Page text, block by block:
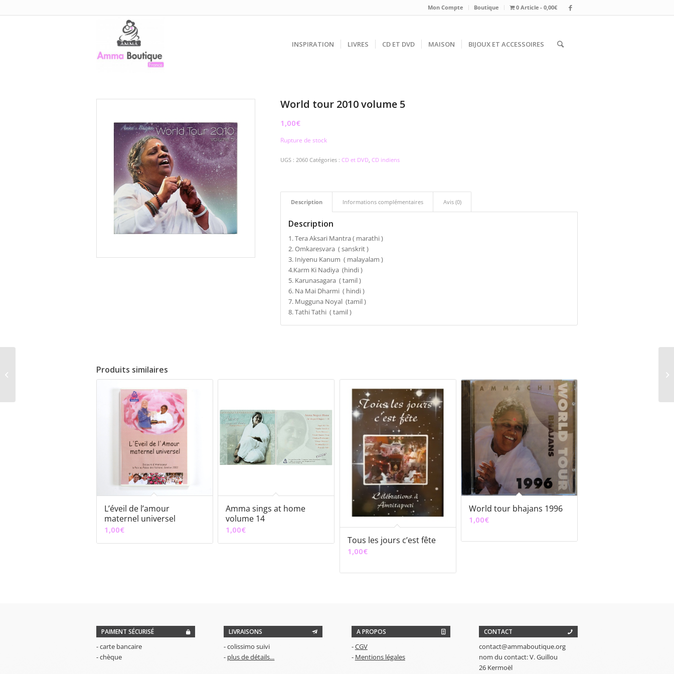
Mon Compte Boutique 0 Article 0,00€
INSPIRATION LIVRES CD ET DVD MAISON BIJOUX ET ACCESSOIRES
World tour 2010 volume 5
1,00€
Rupture de stock
UGS : 2060 Catégories : CD et DVD, CD indiens
Description Informations complémentaires Avis (0)
Description
1. Tera Aksari Mantra ( marathi )
2. Omkaresvara ( sanskrit )
3. Iniyenu Kanum ( malayalam )
4.Karm Ki Nadiya (hindi )
5. Karunasagara ( tamil )
6. Na Mai Dharmi ( hindi )
7. Mugguna Noyal (tamil )
8. Tathi Tathi ( tamil )
Produits similaires
L’éveil de l’amour
maternel universel
1,00€
Amma sings at home
volume 14
1,00€
Tous les jours c’est fête
1,00€
World tour bhajans 1996
1,00€
PAIMENT SÉCURISÉ
- carte bancaire
- chèque
LIVRAISONS
- colissimo suivi
- plus de détails...
A PROPOS
-CGV
- Mentions légales
CONTACT
contact@ammaboutique.org
nom du contact: V. Guillou
26 Kermoël